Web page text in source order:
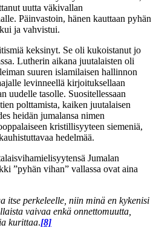
uutta väkivallan
Päinvastoin, hänen kauttaan pyhän
ja vahvistui.
keksinyt. Se oli kukoistanut jo
Lutherin aikana juutalaisten oli
suuren islamilaisen hallinnon
levinneellä kirjoituksellaan
uudelle tasolle. Suositellessaan
polttamista, kaiken juutalaisen
heidän jumalansa nimen
kristillisyyteen siemeniä,
hedelmää.
Jumalan
”pyhän vihan” vallassa ovat aina
itse perkeleelle, niin minä en kykenisi
vaivaa enkä onnettomuutta,
kurittaa.[8]